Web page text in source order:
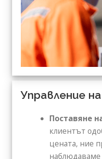
Управление
Поставяне
клиентът
цената, ние